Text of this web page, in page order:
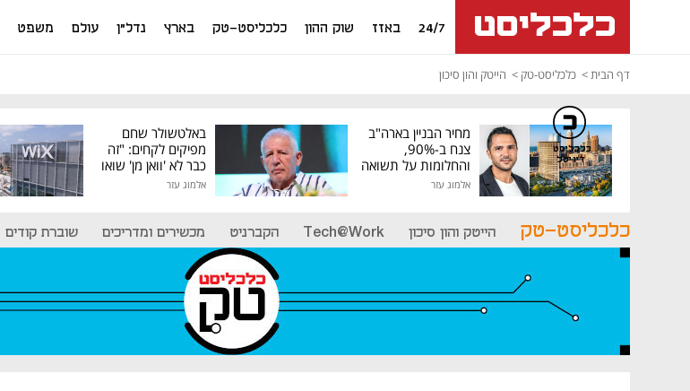
24/7 באזז שוק ההון כלכליסט-טק בארץ נדל"ן עולם משפט
דף הבית כלכליסט-טק הייטק והון סיכון
מחיר הבניין בארה"ב
צנח ב-90%,
והחלומות על תשואה
גבוהה התנפצו
אלמוג עזר
באלטשולר שחם
מפיקים לקחים: "זה
כבר לא 'וואן מן' שואו
של גילעד"
אלמוג עזר
כלכליסט-טק הייטק והון סיכון Tech@Work הקברניט מכשירים ומדריכים שוברת קודים
כלכליסט
דיגיטל